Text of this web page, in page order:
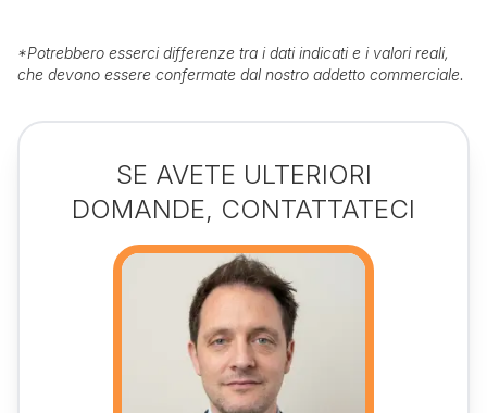
*Potrebbero esserci differenze tra i dati indicati e i valori reali,
che devono essere confermate dal nostro addetto commerciale.
SE AVETE ULTERIORI
DOMANDE, CONTATTATECI